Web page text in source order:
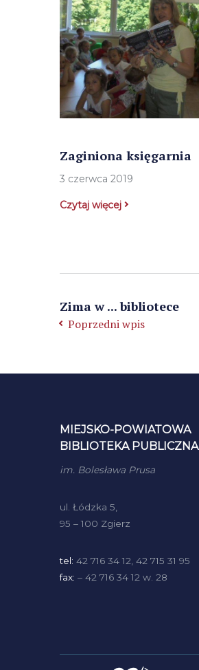
Zaginiona księgarnia
3 czerwca 2019
Czytaj więcej
Zima w ... bibliotece
Poprzedni wpis
MIEJSKO-POWIATOWA
BIBLIOTEKA PUBLICZNA
im. Bolesława Prusa
ul. Łódzka 5,
95 – 100 Zgierz
tel: 42 716 34 12, 42 715 31 95
fax: – 42 716 34 12 w. 28